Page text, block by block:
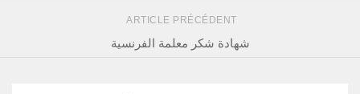
ARTICLE PRÉCÉDENT
شهادة شكر معلمة الفرنسية